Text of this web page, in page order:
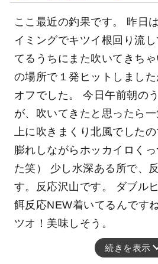
ここ最近の釣果です。 昨日
イミングでキツイ根回り流
てるうちにまた吹いてきち
の場所で１発ヒットしまし
オフでした。 今日午前朝の
が、吹いてきたと思ったら
上に吹きまくり北風でした
膨れしながらホッカイロく
た笑） 少し水深ある所で、
す。反応沢山です。 ダブル
餌反応NEW着いてるんです
ツオ！美味しそう。
続きを表示